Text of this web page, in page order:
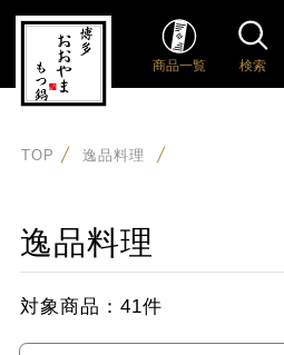
商品一覧 検索
TOP 逸品料理
逸品料理
対象商品： 41件